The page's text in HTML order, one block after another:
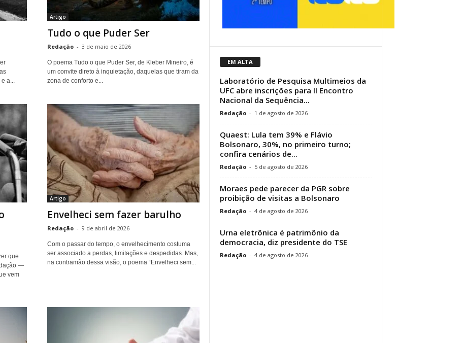
a...
Artigo
Tudo o que Puder Ser
Redação - 3 de maio de 2026
O poema Tudo o que Puder Ser, de Kleber Mineiro, é
um convite direto à inquietação, daquelas que tiram da
zona de conforto e...
que
—
vem
Artigo
Envelheci sem fazer barulho
Redação - 9 de abril de 2026
Com o passar do tempo, o envelhecimento costuma
ser associado a perdas, limitações e despedidas. Mas,
na contramão dessa visão, o poema “Envelheci sem...
EM ALTA
Laboratório de Pesquisa Multimeios da
UFC abre inscrições para II Encontro
Nacional da Sequência...
Redação - 1 de agosto de 2026
Quaest: Lula tem 39% e Flávio
Bolsonaro, 30%, no primeiro turno;
confira cenários de...
Redação - 5 de agosto de 2026
Moraes pede parecer da PGR sobre
proibição de visitas a Bolsonaro
Redação - 4 de agosto de 2026
Urna eletrônica é patrimônio da
democracia, diz presidente do TSE
Redação - 4 de agosto de 2026